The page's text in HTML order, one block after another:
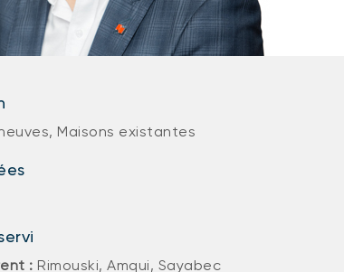
Maisons existantes
: Rimouski, Amqui, Sayabec